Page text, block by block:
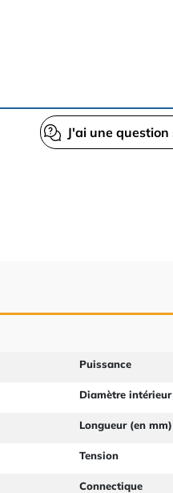
J'ai une
Puissance
Diamètre intérieur
Longueur (en mm)
Tension
Connectique